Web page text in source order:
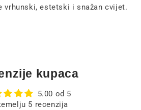
vrhunski, estetski i snažan cvijet.
kupaca
5.00 od 5
5 recenzija